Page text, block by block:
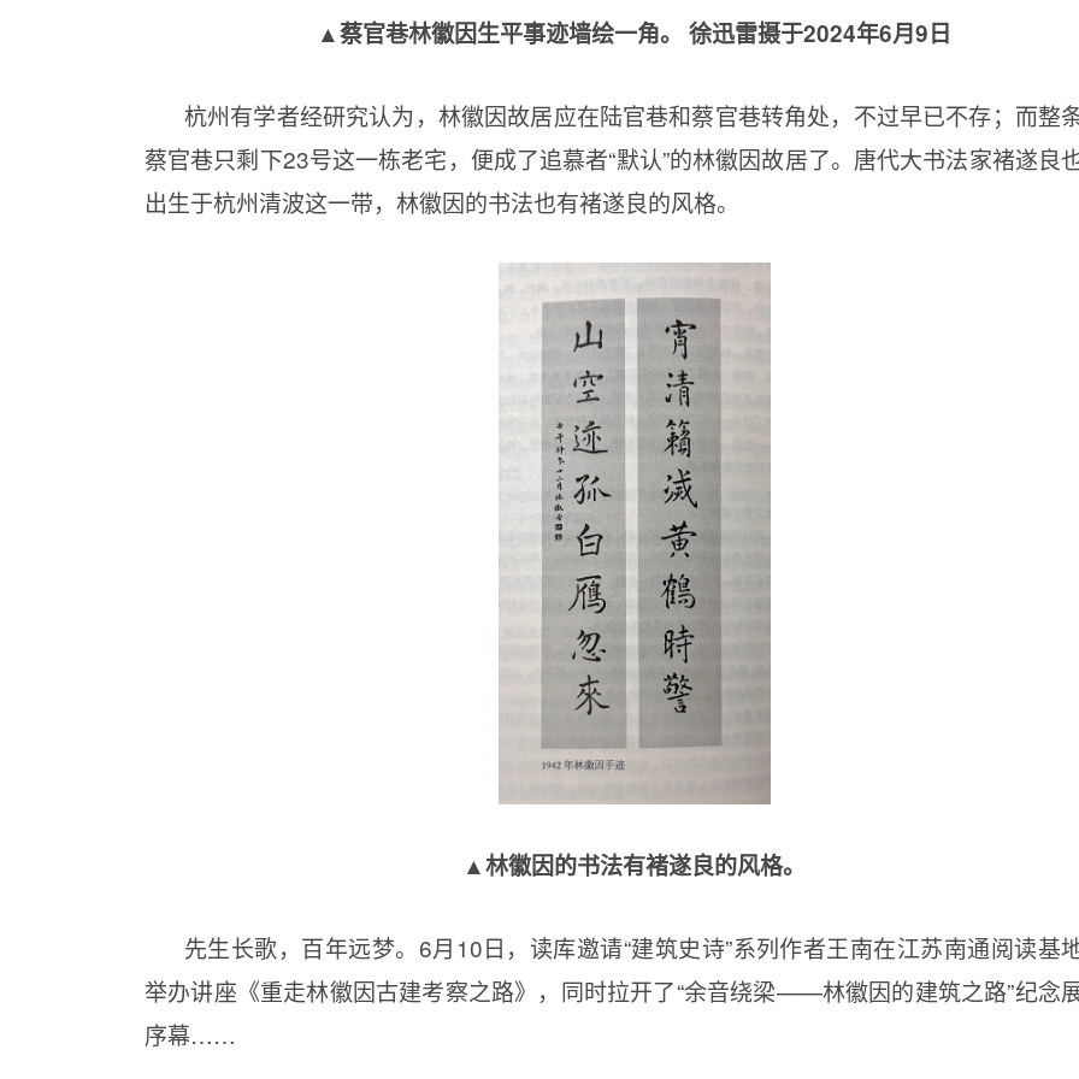
▲蔡官巷林徽因生平事迹墙绘一角。 徐迅雷摄于2024年6月9日
杭州有学者经研究认为，林徽因故居应在陆官巷和蔡官巷转角处，不过早已不存；而整
蔡官巷只剩下23号这一栋老宅，便成了追慕者“默认”的林徽因故居了。唐代大书法家褚遂良
出生于杭州清波这一带，林徽因的书法也有褚遂良的风格。
▲林徽因的书法有褚遂良的风格。
先生长歌，百年远梦。6月10日，读库邀请“建筑史诗”系列作者王南在江苏南通阅读基
举办讲座《重走林徽因古建考察之路》，同时拉开了“余音绕梁——林徽因的建筑之路”纪念
序幕……